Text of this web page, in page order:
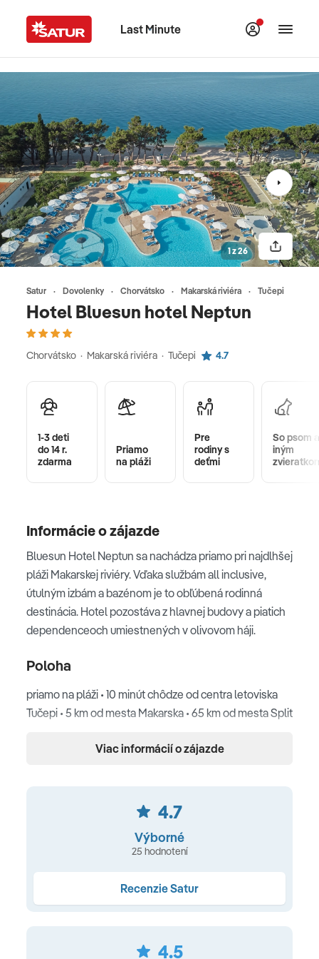
Last Minute
Satur Dovolenky Chorvátsko Makarská riviéra Tučepi
Hotel Bluesun hotel Neptun
Chorvátsko · Makarská riviéra · Tučepi 4.7
1 z 26
1-3 deti
do 14 r.
zdarma
Priamo
na pláži
Pre
rodiny s
deťmi
So psom a
iným
Informácie o zájazde
Bluesun Hotel Neptun sa nachádza priamo pri najdlhšej
pláži Makarskej riviéry. Vďaka službám all inclusive,
útulným izbám a bazénom je to obľúbená rodinná
destinácia. Hotel pozostáva z hlavnej budovy a piatich
dependenceoch umiestnených v olivovom háji.
Poloha
priamo na pláži • 10 minút chôdze od centra letoviska
Tučepi • 5 km od mesta Makarska • 65 km od mesta Split
slnečníky (za poplatok) • vodné športy (za poplatok) •
klimatizácia • rekonštruovaná kúpeľňa • sprcha alebo
Viac informácií o zájazde
4.7
Výborné
25 hodnotení
Recenzie Satur
4.5